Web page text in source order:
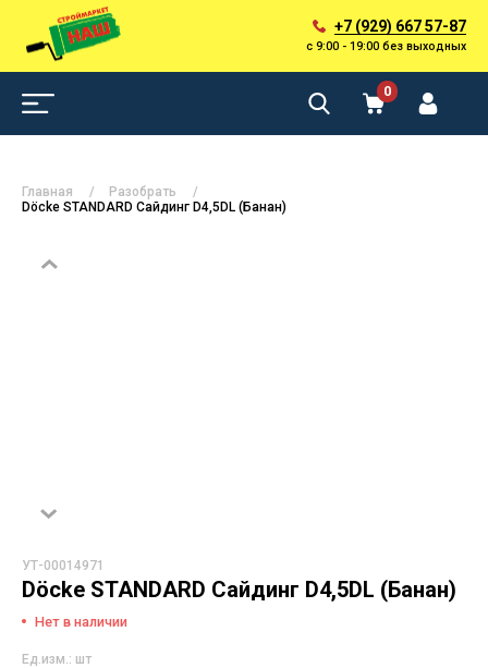
+7 (929) 667 57-87
с 9:00 - 19:00 без выходных
0
Главная
Разобрать
Döcke STANDARD Сайдинг D4,5DL (Банан)
УТ-00014971
Döcke STANDARD Сайдинг D4,5DL (Банан)
Нет в наличии
Ед.изм.: шт